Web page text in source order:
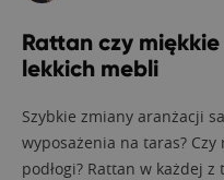
Rattan czy
lekkich mebli
Szybkie zmiany aranżacji
wyposażenia na taras?
podłogi? Rattan w każdej